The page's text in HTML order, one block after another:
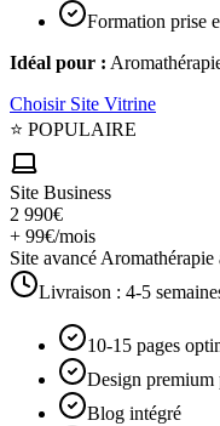
Formation prise
Idéal pour :
Choisir Site Vitrine
⭐ POPULAIRE
Site Business
2 990€
+ 99€/mois
Site avancé
Livraison : 4-5
10-15 pages
Design premium
Blog intégré